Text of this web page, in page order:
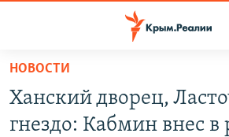
Вернуться
основному
содержанию
СПЕЦПРОЕКТЫ
НОВОСТИ
Ханский дворец,
гнездо: Кабмин внес в